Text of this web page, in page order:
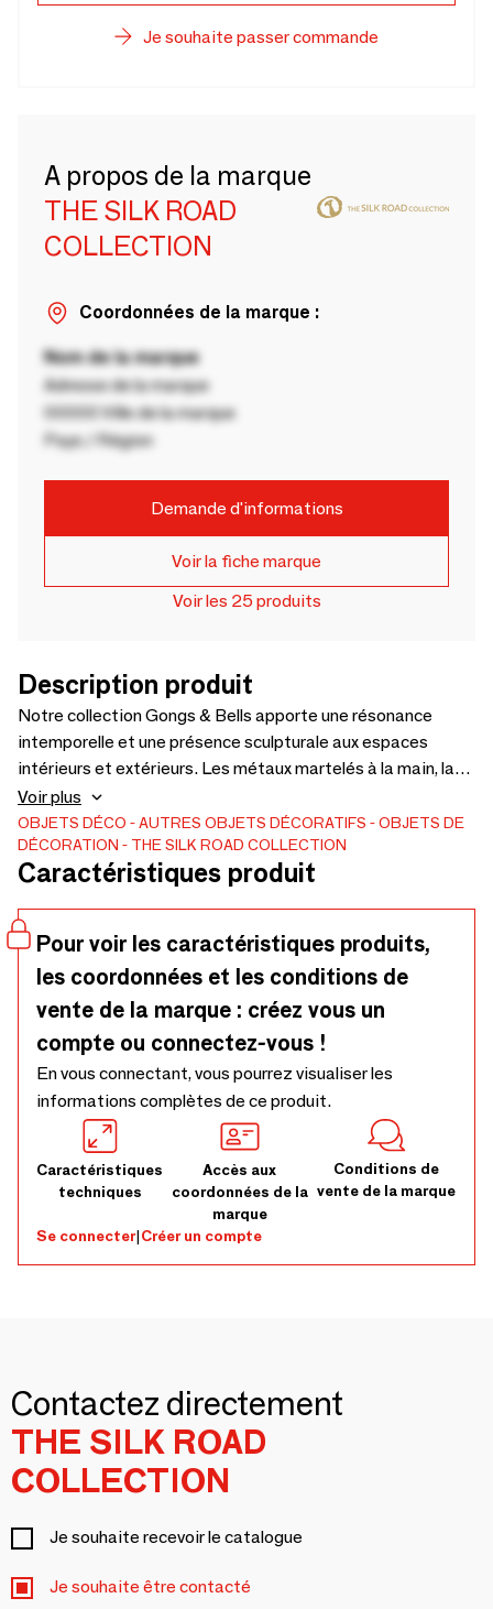
Je souhaite passer commande
A propos de la marque
THE SILK ROAD
COLLECTION
Coordonnées de la marque :
Nom de la marque
Adresse de la marque
00000 Ville de la marque
Pays / Région
Demande d'informations
Voir la fiche marque
Voir les 25 produits
Description produit
Notre collection Gongs & Bells apporte une résonance
intemporelle et une présence sculpturale aux espaces
intérieurs et extérieurs. Les métaux martelés à la main, la
patine naturelle et les textures patinées par les
intempéries évoquent des traditions séculaires du
Myanmar au Vietnam. Les designers et les détaillants
apprécient ces pièces pour leur profondeur, leur caractère
peuvent servir de décorations, d'objets muraux ou d'objets
d'art, provenant directement de la Route de la soie.
Voir plus
OBJETS DÉCO AUTRES OBJETS DÉCORATIFS
OBJETS DE
DÉCORATION
THE SILK ROAD COLLECTION
Caractéristiques produit
Pour voir les caractéristiques produits,
les coordonnées et les conditions de
vente de la marque : créez vous un
compte ou connectez-vous !
En vous connectant, vous pourrez visualiser les
informations complètes de ce produit.
Caractéristiques
techniques
Accès aux
coordonnées de la
marque
Conditions de
vente de la marque
Se connecter|Créer un compte
Contactez directement
THE SILK ROAD
COLLECTION
Je souhaite recevoir le catalogue
Je souhaite être contacté